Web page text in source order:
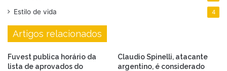
Estilo de vida 4
Artigos relacionados
Fuvest publica horário da
lista de aprovados do
Claudio Spinelli, atacante
argentino, é considerado